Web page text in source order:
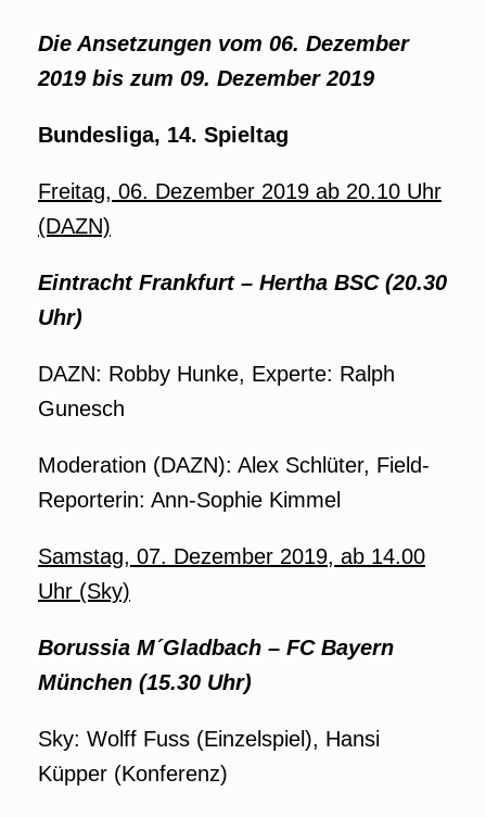
Die Ansetzungen vom 06. Dezember
2019 bis zum 09. Dezember 2019
Bundesliga, 14. Spieltag
Freitag, 06. Dezember 2019 ab 20.10 Uhr
(DAZN)
Eintracht Frankfurt – Hertha BSC (20.30
Uhr)
DAZN: Robby Hunke, Experte: Ralph
Gunesch
Moderation (DAZN): Alex Schlüter, Field-
Reporterin: Ann-Sophie Kimmel
Samstag, 07. Dezember 2019, ab 14.00
Uhr (Sky)
Borussia M´Gladbach – FC Bayern
München (15.30 Uhr)
Sky: Wolff Fuss (Einzelspiel), Hansi
Küpper (Konferenz)